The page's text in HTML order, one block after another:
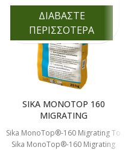
SIKA MONOTOP 160
MIGRATING
Sika MonoTop®-160 Migrating Το
Sika MonoTop®-160 Migrating
ΔΙΑΒΑΣΤΕ
ΠΕΡΙΣΣΟΤΕΡΑ